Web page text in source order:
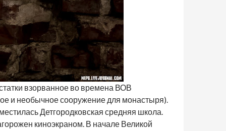
взорванное во времена ВОВ
и необычное сооружение для монастыря).
Детгородковская средняя школа.
киноэкраном. В начале Великой